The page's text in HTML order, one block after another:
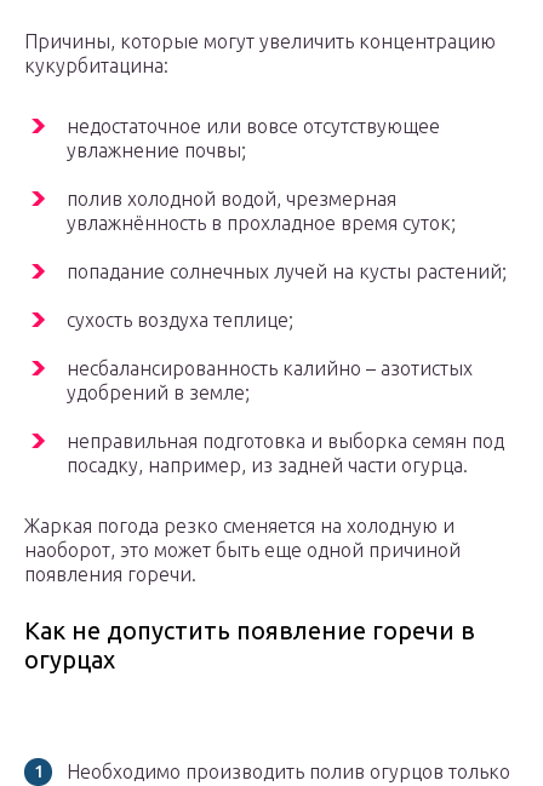
Причины, которые могут увеличить концентрацию
кукурбитацина:
недостаточное или вовсе отсутствующее
увлажнение почвы;
полив холодной водой, чрезмерная
увлажнённость в прохладное время суток;
попадание солнечных лучей на кусты растений;
сухость воздуха теплице;
несбалансированность калийно – азотистых
удобрений в земле;
неправильная подготовка и выборка семян под
посадку, например, из задней части огурца.
Жаркая погода резко сменяется на холодную и
наоборот, это может быть еще одной причиной
появления горечи.
Как не допустить появление горечи в
огурцах
Необходимо производить полив огурцов только